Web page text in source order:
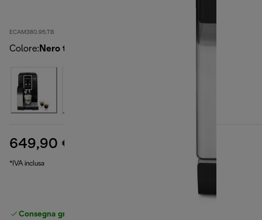
ECAM380.95.TB
Colore: Nero titanio
649,90 €
*IVA inclusa
Consegna gratuita standard